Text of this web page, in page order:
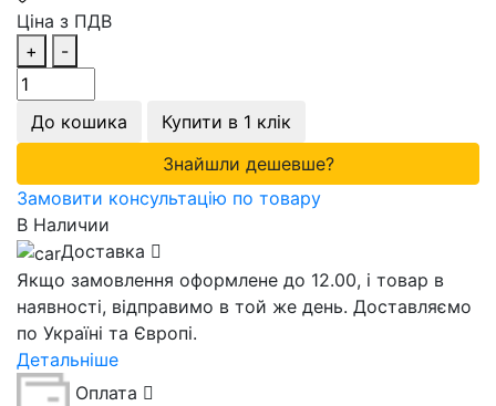
Ціна з ПДВ
+
-
До кошика
Купити в 1 клік
Знайшли дешевше?
Замовити консультацію по товару
В Наличии
Доставка
Якщо замовлення оформлене до 12.00, і товар в
наявності, відправимо в той же день. Доставляємо
по Україні та Європі.
Детальніше
Оплата